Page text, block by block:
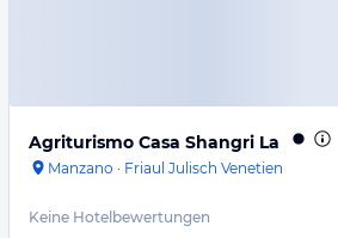
Agriturismo Casa Shangri La
Manzano · Friaul Julisch Venetien
Keine Hotelbewertungen